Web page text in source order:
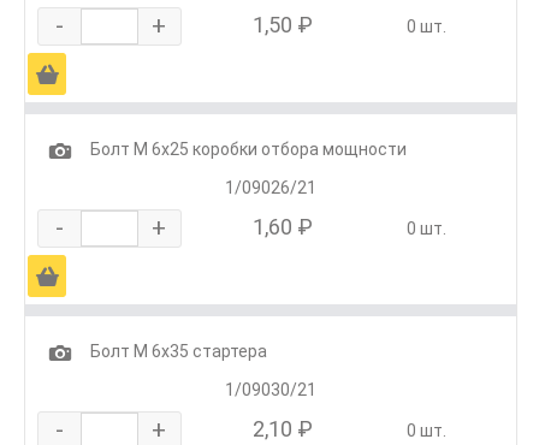
- + 1,50 ₽ 0 шт.
Ä
1
Болт М 6х25 коробки отбора мощности
1/09026/21
- + 1,60 ₽ 0 шт.
Ä
1
Болт М 6х35 стартера
1/09030/21
- + 2,10 ₽ 0 шт.